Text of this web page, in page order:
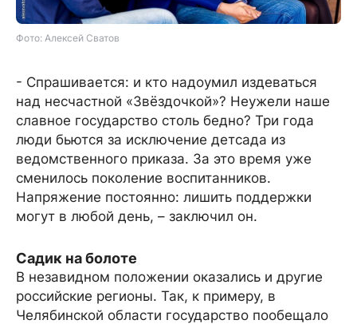
Фото: Алексей Сватов
- Спрашивается: и кто надоумил издеваться
над несчастной «Звёздочкой»? Неужели наше
славное государство столь бедно? Три года
люди бьются за исключение детсада из
ведомственного приказа. За это время уже
сменилось поколение воспитанников.
Напряжение постоянно: лишить поддержки
могут в любой день, – заключил он.
Садик на болоте
В незавидном положении оказались и другие
российские регионы. Так, к примеру, в
Челябинской области государство пообещало